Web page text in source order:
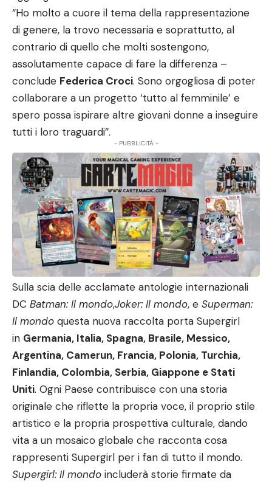
“Ho molto a cuore il tema della rappresentazione
di genere, la trovo necessaria e soprattutto, al
contrario di quello che molti sostengono,
assolutamente capace di fare la differenza –
conclude Federica Croci. Sono orgogliosa di poter
collaborare a un progetto ‘tutto al femminile’ e
spero possa ispirare altre giovani donne a inseguire
tutti i loro traguardi”.
- PUBBLICITÀ -
Sulla scia delle acclamate antologie internazionali
DC Batman: Il mondo,Joker: Il mondo, e Superman:
Il mondo questa nuova raccolta porta Supergirl
in Germania, Italia, Spagna, Brasile, Messico,
Argentina, Camerun, Francia, Polonia, Turchia,
Finlandia, Colombia, Serbia, Giappone e Stati
Uniti. Ogni Paese contribuisce con una storia
originale che riflette la propria voce, il proprio stile
artistico e la propria prospettiva culturale, dando
vita a un mosaico globale che racconta cosa
rappresenti Supergirl per i fan di tutto il mondo.
Supergirl: Il mondo includerà storie firmate da